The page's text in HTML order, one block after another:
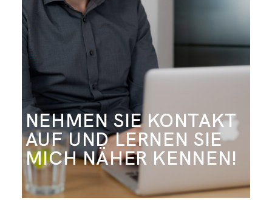
NEHMEN SIE KONTAKT
AUF UND LERNEN SIE
MICH NÄHER KENNEN!